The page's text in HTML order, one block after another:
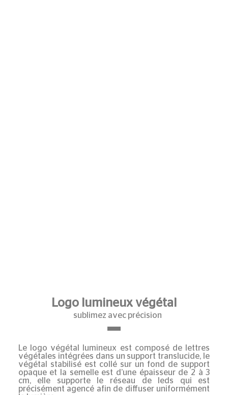
Logo lumineux végétal
sublimez avec précision
Le logo végétal lumineux est composé de lettres
végétales intégrées dans un support translucide, le
végétal stabilisé est collé sur un fond de support
opaque et la semelle est d’une épaisseur de 2 à 3
cm, elle supporte le réseau de leds qui est
précisément agencé afin de diffuser uniformément